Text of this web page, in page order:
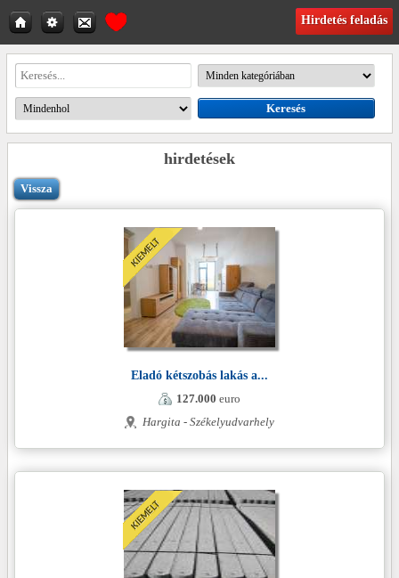
Hirdetés feladás
hirdetések
Vissza
Eladó kétszobás lakás a...
127.000 euro
Hargita - Székelyudvarhely